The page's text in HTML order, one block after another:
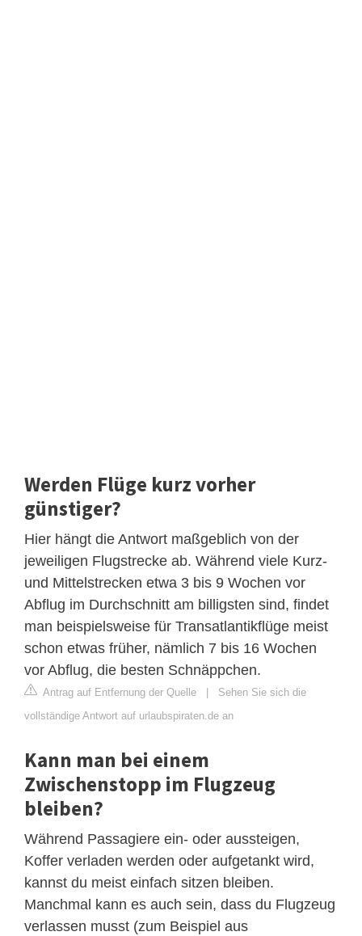
Werden Flüge kurz vorher
günstiger?
Hier hängt die Antwort maßgeblich von der
jeweiligen Flugstrecke ab. Während viele Kurz-
und Mittelstrecken etwa 3 bis 9 Wochen vor
Abflug im Durchschnitt am billigsten sind, findet
man beispielsweise für Transatlantikflüge meist
schon etwas früher, nämlich 7 bis 16 Wochen
vor Abflug, die besten Schnäppchen.
Antrag auf Entfernung der Quelle | Sehen Sie sich die
vollständige Antwort auf urlaubspiraten.de an
Kann man bei einem
Zwischenstopp im Flugzeug
bleiben?
Während Passagiere ein- oder aussteigen,
Koffer verladen werden oder aufgetankt wird,
kannst du meist einfach sitzen bleiben.
Manchmal kann es auch sein, dass du Flugzeug
verlassen musst (zum Beispiel aus